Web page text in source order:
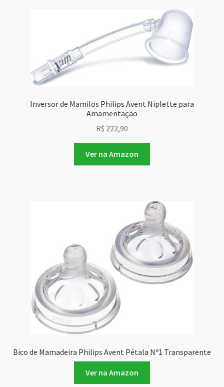
Inversor de Mamilos Philips Avent Niplette para
Amamentação
R$ 222,90
Ver na Amazon
Bico de Mamadeira Philips Avent Pétala Nº1 Transparente
Ver na Amazon